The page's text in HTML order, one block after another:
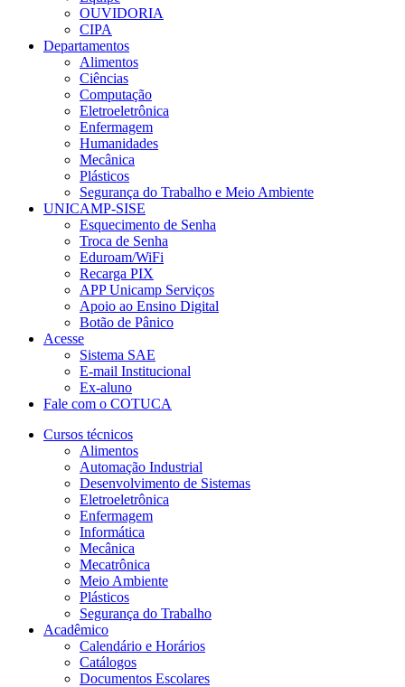
OUVIDORIA
CIPA
Departamentos
Alimentos
Ciências
Computação
Eletroeletrônica
Enfermagem
Humanidades
Mecânica
Plásticos
Segurança do Trabalho e Meio Ambiente
UNICAMP-SISE
Esquecimento de Senha
Troca de Senha
Eduroam/WiFi
Recarga PIX
APP Unicamp Serviços
Apoio ao Ensino Digital
Botão de Pânico
Acesse
Sistema SAE
E-mail Institucional
Ex-aluno
Fale com o COTUCA
Cursos técnicos
Alimentos
Automação Industrial
Desenvolvimento de Sistemas
Eletroeletrônica
Enfermagem
Informática
Mecânica
Mecatrônica
Meio Ambiente
Plásticos
Segurança do Trabalho
Acadêmico
Calendário e Horários
Catálogos
Documentos Escolares